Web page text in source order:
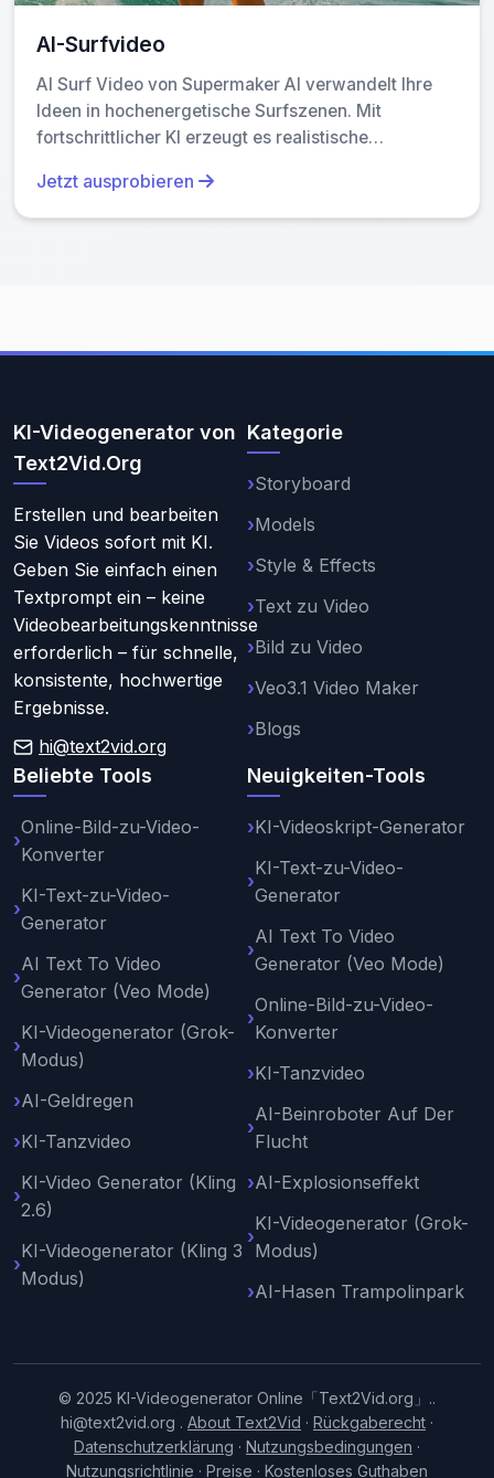
AI-Surfvideo
AI Surf Video von Supermaker AI verwandelt Ihre
Ideen in hochenergetische Surfszenen. Mit
fortschrittlicher KI erzeugt es realistische
konsistente Charaktere bei dynamischen Wellen.
Erleben Sie schnelle, professionelle Videos, die Ihre
Jetzt ausprobieren
KI-Videogenerator von
Text2Vid.Org
Erstellen und bearbeiten
Sie Videos sofort mit KI.
Geben Sie einfach einen
Textprompt ein – keine
Videobearbeitungskenntnisse
erforderlich – für schnelle,
konsistente, hochwertige
Ergebnisse.
hi@text2vid.org
Kategorie
Storyboard
Models
Style & Effects
Text zu Video
Bild zu Video
Veo3.1 Video Maker
Blogs
Beliebte Tools
Online-Bild-zu-Video-
Konverter
KI-Text-zu-Video-
Generator
AI Text To Video
Generator (Veo Mode)
KI-Videogenerator (Grok-
Modus)
AI-Geldregen
KI-Tanzvideo
KI-Video Generator (Kling
2.6)
KI-Videogenerator (Kling 3
Modus)
Neuigkeiten-Tools
KI-Videoskript-Generator
KI-Text-zu-Video-
Generator
AI Text To Video
Generator (Veo Mode)
Online-Bild-zu-Video-
Konverter
KI-Tanzvideo
AI-Beinroboter Auf Der
Flucht
AI-Explosionseffekt
KI-Videogenerator (Grok-
Modus)
AI-Hasen Trampolinpark
© 2025 KI-Videogenerator Online「Text2Vid.org」..
hi@text2vid.org . About Text2Vid · Rückgaberecht ·
Datenschutzerklärung · Nutzungsbedingungen ·
Nutzungsrichtlinie · Preise · Kostenloses Guthaben